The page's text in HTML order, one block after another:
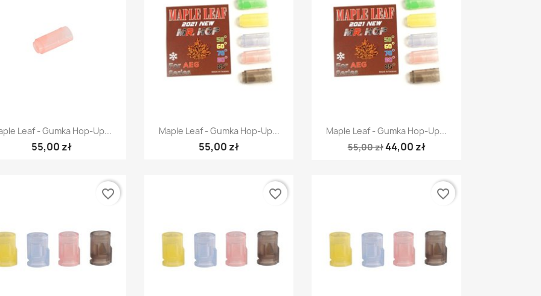
Szybki podgląd
Leaf - Gumka Hop-Up...
55,00 zł
Szybki podgląd
Maple Leaf - Gumka Hop-Up...
55,00 zł
Szybki podgląd
Maple Leaf - Gumka Hop-Up...
55,00 zł44,00 zł
favorite_border favorite_border favorite_border